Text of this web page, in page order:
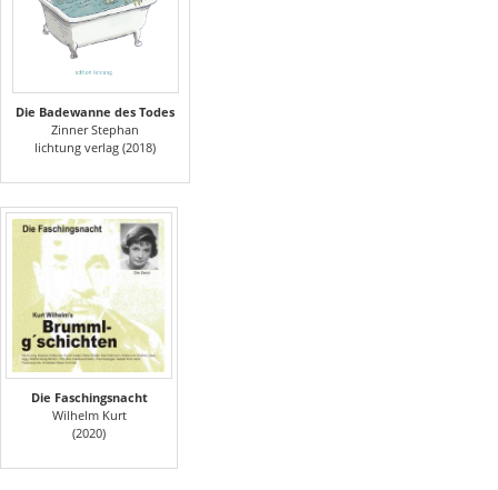
Die Badewanne des Todes
Zinner Stephan
lichtung verlag (2018)
Die Faschingsnacht
Wilhelm Kurt
(2020)